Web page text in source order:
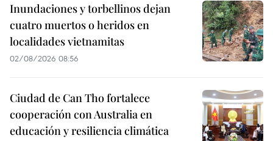
Inundaciones y torbellinos dejan
cuatro muertos o heridos en
localidades vietnamitas
02/08/2026 08:56
Ciudad de Can Tho fortalece
cooperación con Australia en
educación y resiliencia climática